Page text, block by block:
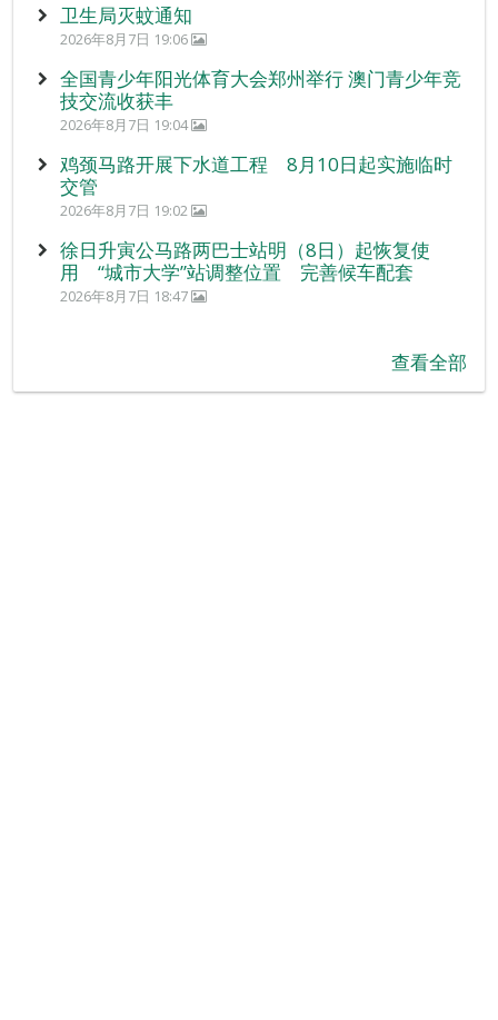
卫生局灭蚊通知
2026年8月7日 19:06
全国青少年阳光体育大会郑州举行 澳门青少年竞
技交流收获丰
2026年8月7日 19:04
鸡颈马路开展下水道工程 8月10日起实施临时
交管
2026年8月7日 19:02
徐日升寅公马路两巴士站明（8日）起恢复使
用 “城市大学”站调整位置 完善候车配套
2026年8月7日 18:47
查看全部